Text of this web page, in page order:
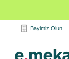
Bayimiz Olun